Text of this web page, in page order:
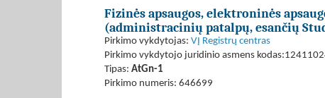
Fizinės apsaugos, elektroninės
(administracinių patalpų, esančių
Pirkimo vykdytojas: VĮ Registrų centras
Pirkimo vykdytojo juridinio asmens
Tipas: AtGn-1
Pirkimo numeris: 646699